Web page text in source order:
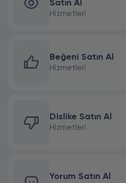
Satın Al
Hizmetleri
Beğeni Satın Al
Hizmetleri
Dislike Satın Al
Hizmetleri
Yorum Satın Al